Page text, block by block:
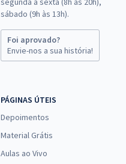
sábado (9h às 13h).
Foi aprovado?
Envie-nos a sua história!
PÁGINAS ÚTEIS
Depoimentos
Material Grátis
Aulas ao Vivo